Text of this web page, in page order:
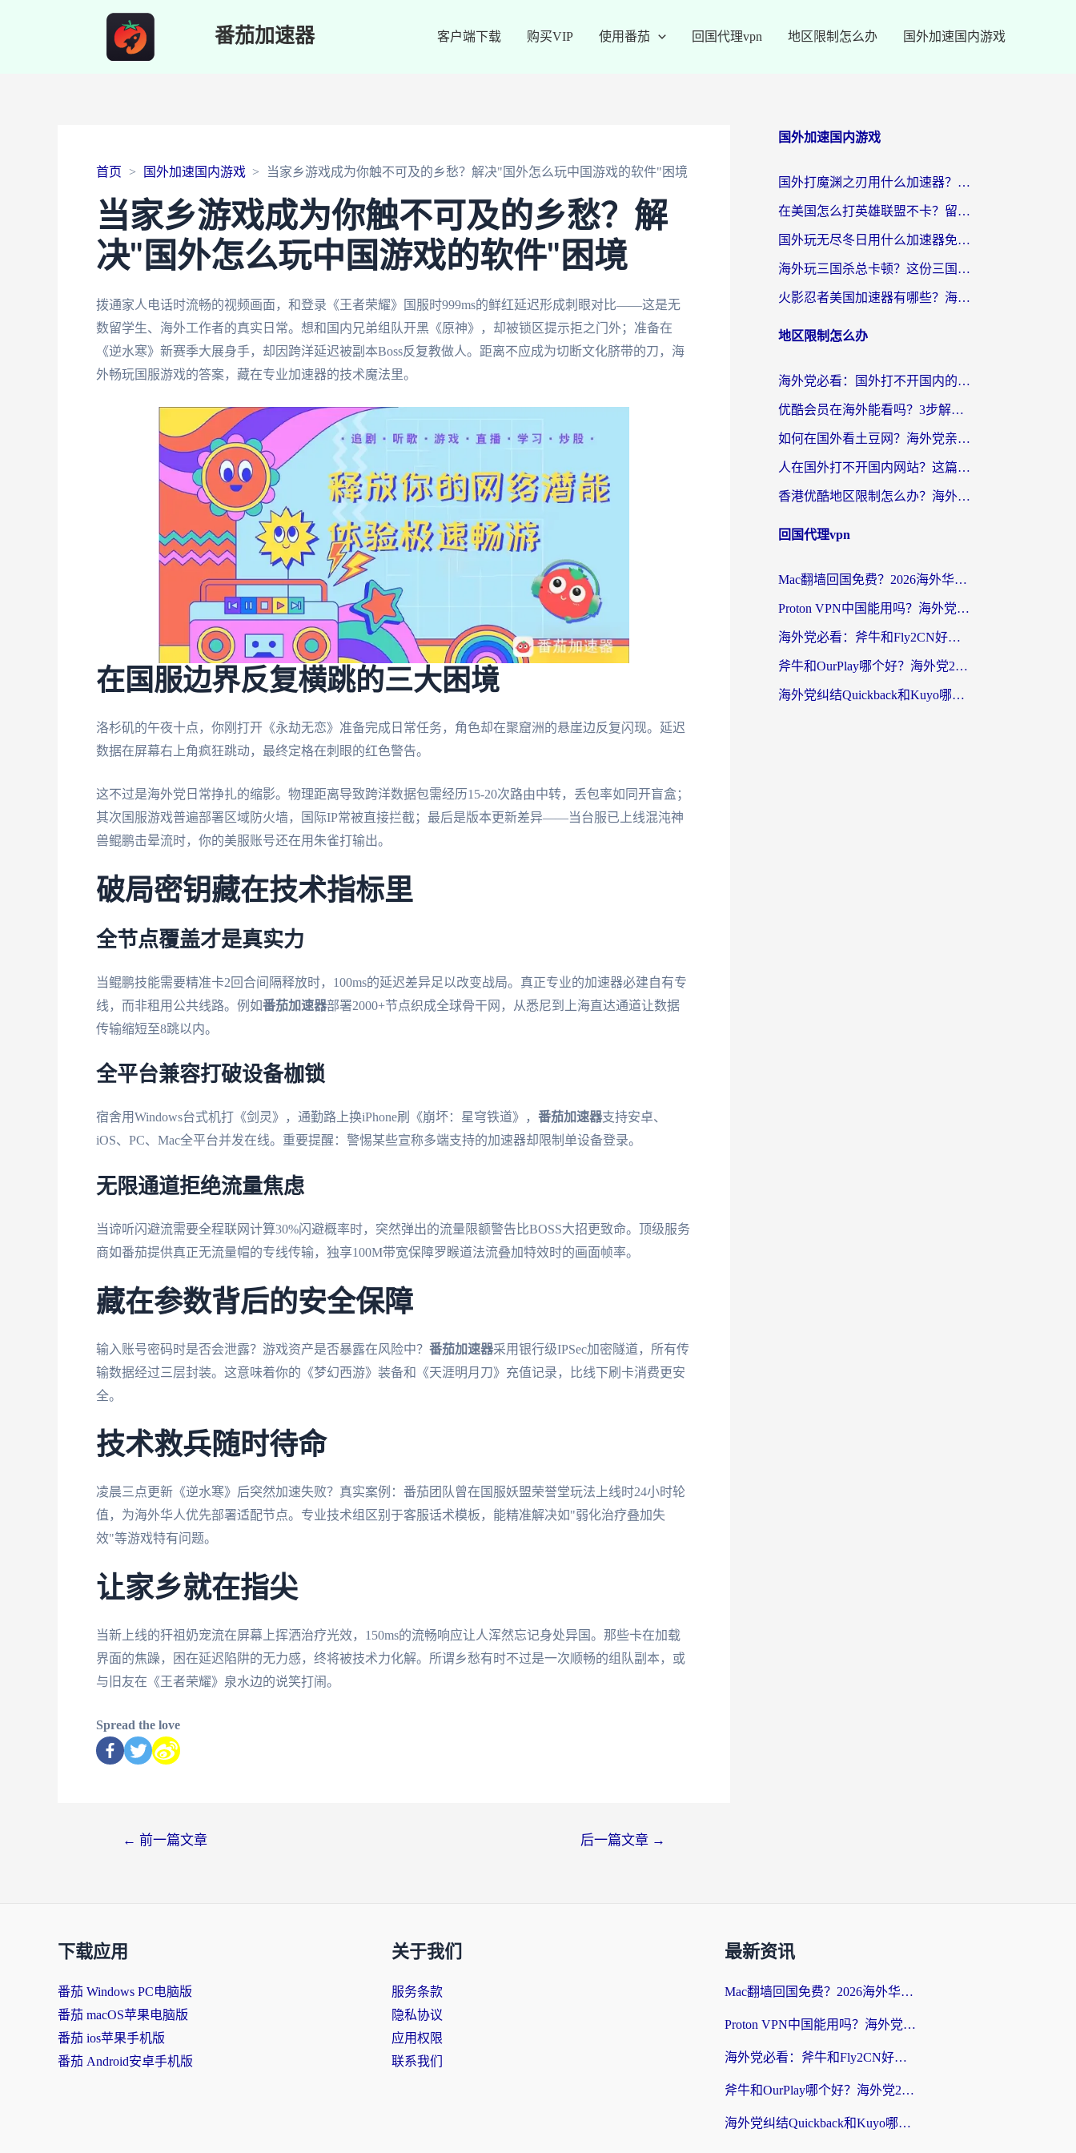
番茄加速器 客户端下载 购买VIP 使用番茄 回国代理vpn 地区限制怎么办 国外加速国内游戏
首页 国外加速国内游戏 当家乡游戏成为你触不可及的乡愁？解决"国外怎么玩中国游戏的软件"困境
当家乡游戏成为你触不可及的乡愁？解
决"国外怎么玩中国游戏的软件"困境
拨通家人电话时流畅的视频画面，和登录《王者荣耀》国服时999ms的鲜红延迟形成刺眼对比——这是无
数留学生、海外工作者的真实日常。想和国内兄弟组队开黑《原神》，却被锁区提示拒之门外；准备在
《逆水寒》新赛季大展身手，却因跨洋延迟被副本Boss反复教做人。距离不应成为切断文化脐带的刀，海
外畅玩国服游戏的答案，藏在专业加速器的技术魔法里。
在国服边界反复横跳的三大困境
洛杉矶的午夜十点，你刚打开《永劫无恋》准备完成日常任务，角色却在聚窟洲的悬崖边反复闪现。延迟
数据在屏幕右上角疯狂跳动，最终定格在刺眼的红色警告。
这不过是海外党日常挣扎的缩影。物理距离导致跨洋数据包需经历15-20次路由中转，丢包率如同开盲盒；
其次国服游戏普遍部署区域防火墙，国际IP常被直接拦截；最后是版本更新差异——当台服已上线混沌神
兽鲲鹏击晕流时，你的美服账号还在用朱雀打输出。
破局密钥藏在技术指标里
全节点覆盖才是真实力
当鲲鹏技能需要精准卡2回合间隔释放时，100ms的延迟差异足以改变战局。真正专业的加速器必建自有专
线，而非租用公共线路。例如番茄加速器部署2000+节点织成全球骨干网，从悉尼到上海直达通道让数据
传输缩短至8跳以内。
全平台兼容打破设备枷锁
宿舍用Windows台式机打《剑灵》，通勤路上换iPhone刷《崩坏：星穹铁道》， 番茄加速器支持安卓、
iOS、PC、Mac全平台并发在线。重要提醒：警惕某些宣称多端支持的加速器却限制单设备登录。
无限通道拒绝流量焦虑
当谛听闪避流需要全程联网计算30%闪避概率时，突然弹出的流量限额警告比BOSS大招更致命。顶级服务
商如番茄提供真正无流量帽的专线传输，独享100M带宽保障罗睺道法流叠加特效时的画面帧率。
藏在参数背后的安全保障
输入账号密码时是否会泄露？游戏资产是否暴露在风险中？ 番茄加速器采用银行级IPSec加密隧道，所有传
输数据经过三层封装。这意味着你的《梦幻西游》装备和《天涯明月刀》充值记录，比线下刷卡消费更安
全。
技术救兵随时待命
凌晨三点更新《逆水寒》后突然加速失败？真实案例：番茄团队曾在国服妖盟荣誉堂玩法上线时24小时轮
值，为海外华人优先部署适配节点。专业技术组区别于客服话术模板，能精准解决如"弱化治疗叠加失
效"等游戏特有问题。
让家乡就在指尖
当新上线的犴祖奶宠流在屏幕上挥洒治疗光效，150ms的流畅响应让人浑然忘记身处异国。那些卡在加载
界面的焦躁，困在延迟陷阱的无力感，终将被技术力化解。所谓乡愁有时不过是一次顺畅的组队副本，或
与旧友在《王者荣耀》泉水边的说笑打闹。
Spread the love
← 前一篇文章 后一篇文章 →
国外加速国内游戏
国外打魔渊之刃用什么加速器？2026海外玩家国服游戏加速全攻略（附闪耀暖暖&复苏的魔女避坑指南）
在美国怎么打英雄联盟不卡？留学生亲测的国服游戏加速全攻略
国外玩无尽冬日用什么加速器免费？海外党国服游戏加速避坑指南
海外玩三国杀总卡顿？这份三国杀游戏加速器指南帮你告别延迟烦恼
火影忍者美国加速器有哪些？海外党亲测的国服游戏加速全攻略（含菲律宾玩三国之刃守望黎明技巧）
地区限制怎么办
海外党必看：国外打不开国内的app怎么办？3步解决你的乡愁
优酷会员在海外能看吗？3步解决海外追剧难题，附实测好用加速器推荐
如何在国外看土豆网？海外党亲测有效的追剧加速器选择指南
人在国外打不开国内网站？这篇攻略帮你无缝解锁国内资源（附交管12123使用技巧）
香港优酷地区限制怎么办？海外党亲测有效的追剧解决方案
回国代理vpn
Mac翻墙回国免费？2026海外华人亲测：从CCTV5直播到国内APP，这样选加速器才靠谱
Proton VPN中国能用吗？海外党选回国加速器的避坑指南（附番茄加速器实测）
海外党必看：斧牛和Fly2CN好用吗？3招教你选对回国加速器（附免费试用攻略）
斧牛和OurPlay哪个好？海外党2026亲测：选对加速器，国内资源秒加载
海外党纠结Quickback和Kuyo哪个好？选对回国加速器才能无缝刷国内资源
下载应用
番茄 Windows PC电脑版
番茄 macOS苹果电脑版
番茄 ios苹果手机版
番茄 Android安卓手机版
关于我们
服务条款
隐私协议
应用权限
联系我们
最新资讯
Mac翻墙回国免费？2026海外华人亲测：从CCTV5直播到国内APP，这样选加速器才靠谱
Proton VPN中国能用吗？海外党选回国加速器的避坑指南（附番茄加速器实测）
海外党必看：斧牛和Fly2CN好用吗？3招教你选对回国加速器（附免费试用攻略）
斧牛和OurPlay哪个好？海外党2026亲测：选对加速器，国内资源秒加载
海外党纠结Quickback和Kuyo哪个好？选对回国加速器才能无缝刷国内资源